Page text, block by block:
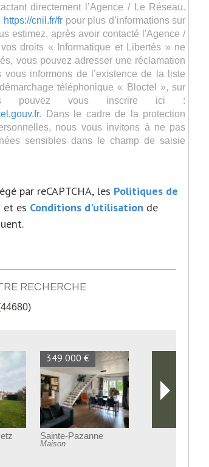
directement l’Agence / Le Réseau.
https://cnil.fr/frpour plus d’informations sur
estimez, après avoir contacté l'Agence /
droits « Informatique et Libertés » ne
vous pouvez adresser une réclamation
informons de l’existence de la liste
téléphonique « Bloctel », sur
pouvez vous inscrire ici :
. Dans le cadre de la protection
nous vous invitons à ne pas
sensibles dans le champ de saisie
par reCAPTCHA, les Politiques de
et es Conditions d'utilisation de
RECHERCHE
352 000 €
Port-Saint-Père
Maison